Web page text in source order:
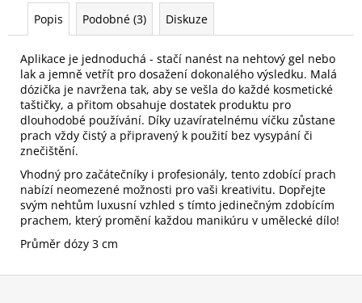
Popis Podobné (3) Diskuze
Aplikace je jednoduchá - stačí nanést na nehtový gel nebo
lak a jemně vetřít pro dosažení dokonalého výsledku. Malá
dózička je navržena tak, aby se vešla do každé kosmetické
taštičky, a přitom obsahuje dostatek produktu pro
dlouhodobé používání. Díky uzavíratelnému víčku zůstane
prach vždy čistý a připravený k použití bez vysypání či
znečištění.
Vhodný pro začátečníky i profesionály, tento zdobící prach
nabízí neomezené možnosti pro vaši kreativitu. Dopřejte
svým nehtům luxusní vzhled s tímto jedinečným zdobícím
prachem, který promění každou manikúru v umělecké dílo!
Průměr dózy 3 cm
Z